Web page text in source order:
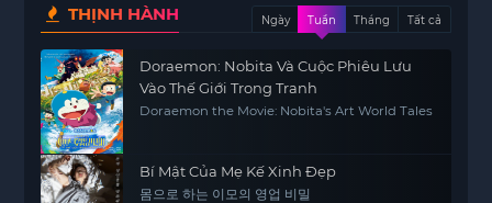
THỊNH HÀNH Ngày Tuần Tháng Tất cả
Doraemon: Nobita Và Cuộc Phiêu Lưu
Vào Thế Giới Trong Tranh
Doraemon the Movie: Nobita's Art World Tales
Bí Mật Của Mẹ Kế Xinh Đẹp
몸으로 하는 이모의 영업 비밀